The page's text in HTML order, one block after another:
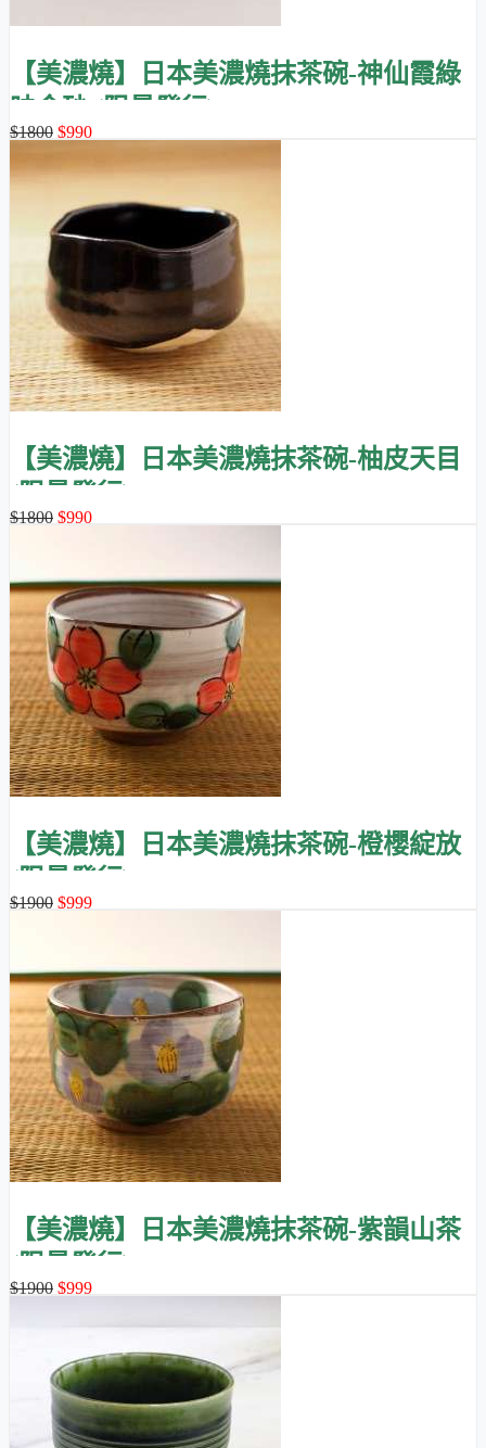
【美濃燒】日本美濃燒抹茶碗-神仙霞綠
映金砂 (限量發行)
$1800 $990
【美濃燒】日本美濃燒抹茶碗-柚皮天目
(限量發行)
$1800 $990
【美濃燒】日本美濃燒抹茶碗-橙櫻綻放
(限量發行)
$1900 $999
【美濃燒】日本美濃燒抹茶碗-紫韻山茶
(限量發行)
$1900 $999